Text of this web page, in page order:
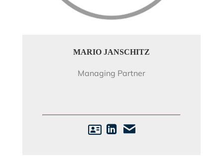
MARIO JANSCHITZ
Managing Partner